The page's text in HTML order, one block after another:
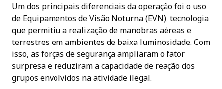
Um dos principais diferenciais da operação foi o uso
de Equipamentos de Visão Noturna (EVN), tecnologia
que permitiu a realização de manobras aéreas e
terrestres em ambientes de baixa luminosidade. Com
isso, as forças de segurança ampliaram o fator
surpresa e reduziram a capacidade de reação dos
grupos envolvidos na atividade ilegal.